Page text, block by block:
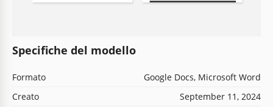
Specifiche del modello
Formato
Google Docs, Microsoft Word
Creato
September 11, 2024